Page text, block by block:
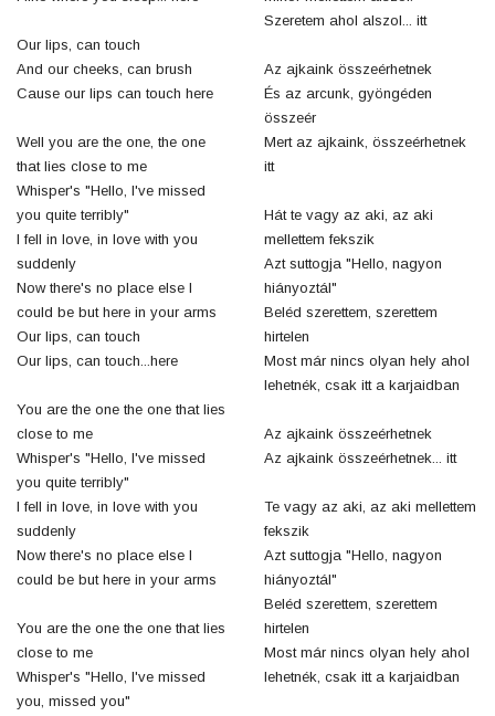
Our lips, can touch
And our cheeks, can brush
Cause our lips can touch here
Well you are the one, the one
that lies close to me
Whisper's "Hello, I've missed
you quite terribly"
I fell in love, in love with you
suddenly
Now there's no place else I
could be but here in your arms
Our lips, can touch
Our lips, can touch...here
You are the one the one that lies
close to me
Whisper's "Hello, I've missed
you quite terribly"
I fell in love, in love with you
suddenly
Now there's no place else I
could be but here in your arms
You are the one the one that lies
close to me
Whisper's "Hello, I've missed
you, missed you"
Szeretem ahol alszol... itt
Az ajkaink összeérhetnek
És az arcunk, gyöngéden
összeér
Mert az ajkaink, összeérhetnek
itt
Hát te vagy az aki, az aki
mellettem fekszik
Azt suttogja "Hello, nagyon
hiányoztál"
Beléd szerettem, szerettem
hirtelen
Most már nincs olyan hely ahol
lehetnék, csak itt a karjaidban
Az ajkaink összeérhetnek
Az ajkaink összeérhetnek... itt
Te vagy az aki, az aki mellettem
fekszik
Azt suttogja "Hello, nagyon
hiányoztál"
Beléd szerettem, szerettem
hirtelen
Most már nincs olyan hely ahol
lehetnék, csak itt a karjaidban